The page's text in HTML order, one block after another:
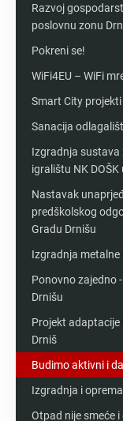
Razvoj
poslovnu zonu
Pokreni se!
WiFi4EU – WiFi
Smart City projekti
Sanacija
Izgradnja
igralištu NK DOŠK
Nastavak
predškolskog
Gradu Drnišu
Izgradnja metalne
Ponovno zajedno
Drnišu
Projekt adaptacije
Drniš
Budimo aktivni i
Izgradnja i
Otpad nije smeće